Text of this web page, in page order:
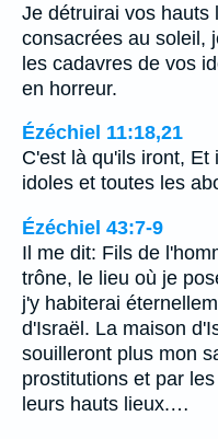
Je détruirai vos hauts
consacrées au soleil,
les cadavres de vos
en horreur.
Ézéchiel 11:18,21
C'est là qu'ils iront,
idoles et toutes les
Ézéchiel 43:7-9
Il me dit: Fils de
trône, le lieu où je
j'y habiterai
d'Israël. La maison
souilleront plus mon
prostitutions et par
leurs hauts lieux.…